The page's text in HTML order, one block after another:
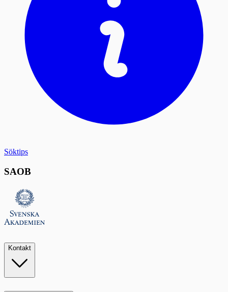
Söktips
SAOB
Kontakt